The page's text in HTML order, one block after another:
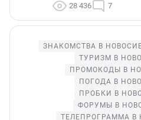
28 436 7
ЗНАКОМСТВА В
ТУРИЗМ В
ПРОМОКОДЫ В
ПОГОДА В
ПРОБКИ В
ФОРУМЫ В
ТЕЛЕПРОГРАММА В